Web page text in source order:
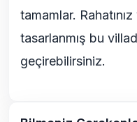
tamamlar.
tasarlanmış bu
geçirebilirsiniz.